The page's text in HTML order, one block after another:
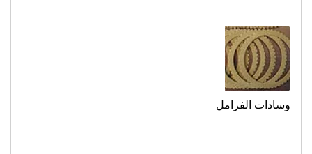
وسادات الفرامل